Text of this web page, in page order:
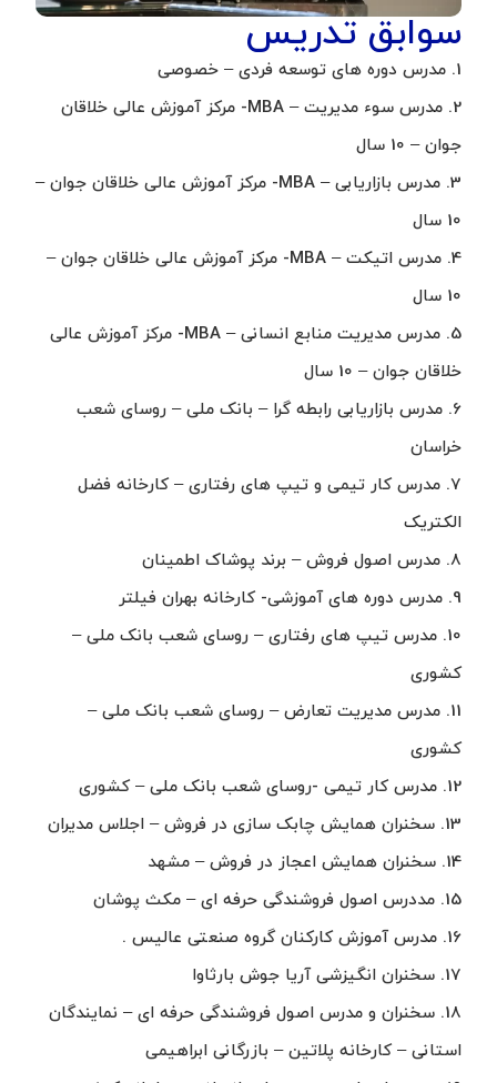
سوابق تدریس
1. مدرس دوره های توسعه فردی – خصوصی
2. مدرس سوء مدیریت – MBA- مرکز آموزش عالی خلاقان
جوان – 10 سال
3. مدرس بازاریابی – MBA- مرکز آموزش عالی خلاقان جوان –
10 سال
4. مدرس اتیکت – MBA- مرکز آموزش عالی خلاقان جوان –
10 سال
5. مدرس مدیریت منابع انسانی – MBA- مرکز آموزش عالی
خلاقان جوان – 10 سال
6. مدرس بازاریابی رابطه گرا – بانک ملی – روسای شعب
خراسان
7. مدرس کار تیمی و تیپ های رفتاری – کارخانه فضل
الکتریک
8. مدرس اصول فروش – برند پوشاک اطمینان
9. مدرس دوره های آموزشی- کارخانه بهران فیلتر
10. مدرس تیپ های رفتاری – روسای شعب بانک ملی –
کشوری
11. مدرس مدیریت تعارض – روسای شعب بانک ملی –
کشوری
12. مدرس کار تیمی -روسای شعب بانک ملی – کشوری
13. سخنران همایش چابک سازی در فروش – اجلاس مدیران
14. سخنران همایش اعجاز در فروش – مشهد
15. مددرس اصول فروشندگی حرفه ای – مکث پوشان
16. مدرس آموزش کارکنان گروه صنعتی عالیس .
17. سخنران انگیزشی آریا جوش بارثاوا
18. سخنران و مدرس اصول فروشندگی حرفه ای – نمایندگان
استانی – کارخانه پلاتین – بازرگانی ابراهیمی